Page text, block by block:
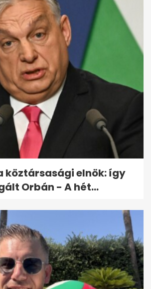
köztársasági elnök: így
Orbán - A hét...